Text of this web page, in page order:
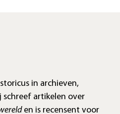
in archieven,
schreef artikelen over
en is recensent voor